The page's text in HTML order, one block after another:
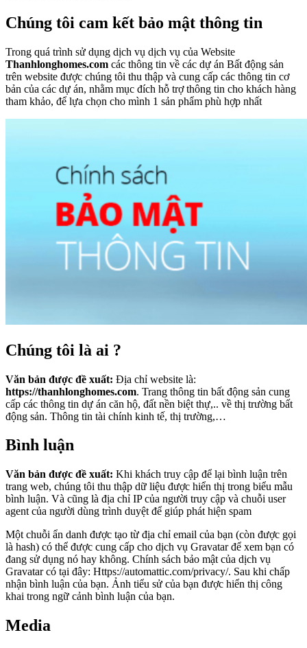
Chúng tôi cam kết bảo mật thông tin
Trong quá trình sử dụng dịch vụ dịch vụ của Website
Thanhlonghomes.com các thông tin về các dự án Bất động sản
trên website được chúng tôi thu thập và cung cấp các thông tin cơ
bản của các dự án, nhằm mục đích hỗ trợ thông tin cho khách hàng
tham khảo, để lựa chọn cho mình 1 sản phẩm phù hợp nhất
Chúng tôi là ai ?
Văn bản được đề xuất: Địa chỉ website là:
https://thanhlonghomes.com. Trang thông tin bất động sản cung
cấp các thông tin dự án căn hộ, đất nền biệt thự,.. về thị trường bất
động sản. Thông tin tài chính kinh tế, thị trường,…
Bình luận
Văn bản được đề xuất: Khi khách truy cập để lại bình luận trên
trang web, chúng tôi thu thập dữ liệu được hiển thị trong biểu mẫu
bình luận. Và cũng là địa chỉ IP của người truy cập và chuỗi user
agent của người dùng trình duyệt để giúp phát hiện spam
Một chuỗi ẩn danh được tạo từ địa chỉ email của bạn (còn được gọi
là hash) có thể được cung cấp cho dịch vụ Gravatar để xem bạn có
đang sử dụng nó hay không. Chính sách bảo mật của dịch vụ
Gravatar có tại đây: Https://automattic.com/privacy/. Sau khi chấp
nhận bình luận của bạn. Ảnh tiểu sử của bạn được hiển thị công
khai trong ngữ cảnh bình luận của bạn.
Media